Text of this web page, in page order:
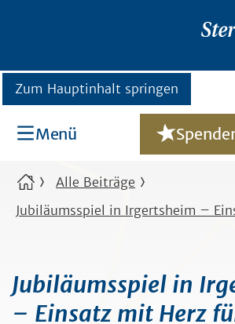
Zum Hauptinhalt springen
Menü
Alle Beiträge
Jubiläumsspiel in Irgertsheim –
Jubiläumsspiel in
– Einsatz mit Herz